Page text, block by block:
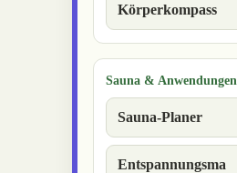
Körperkompass
Sauna & Anwendungen
Sauna-Planer
Entspannungsma